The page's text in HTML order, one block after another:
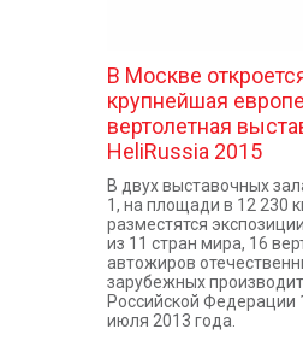
В Москве
крупнейшая
вертолетная
HeliRussia 2015
В двух выставочных
1, на площади в 12 230
разместятся
из 11 стран мира, 16
автожиров
зарубежных
Российской Федерации
июля 2013 года.